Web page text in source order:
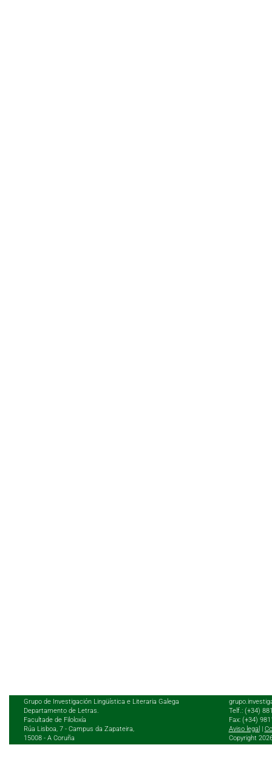
Grupo de Investigación Lingüística e Literaria Galega
Departamento de Letras.
Facultade de Filoloxía
Rúa Lisboa, 7 - Campus da Zapateira,
15008 - A Coruña
Telf.: (+34)
Fax: (+34)
Aviso legal
Copyright